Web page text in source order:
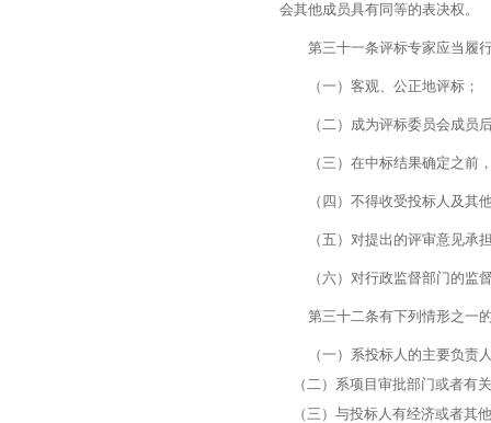
会其他成员具有同等的表决权。
第三十一条评标专家应当履
（一）客观、公正地评标；
（二）成为评标委员会成员后
（三）在中标结果确定之前，
（四）不得收受投标人及其他
（五）对提出的评审意见承
（六）对行政监督部门的监督
第三十二条有下列情形之一的
（一）系投标人的主要负责人
（二）系项目审批部门或者有
（三）与投标人有经济或者其